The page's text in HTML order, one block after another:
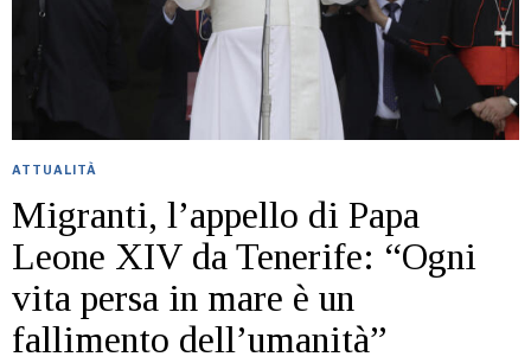
ATTUALITÀ
Migranti, l’appello di Papa
Leone XIV da Tenerife: “Ogni
vita persa in mare è un
fallimento dell’umanità”